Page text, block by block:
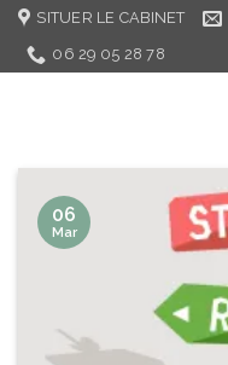
Skip
content
SITUER LE CABINET
06 29 05 28 78
06
Mar